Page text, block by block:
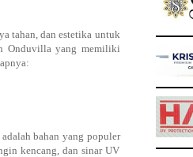
tahan, dan estetika untuk
Onduvilla yang memiliki
bahan yang populer
kencang, dan sinar UV